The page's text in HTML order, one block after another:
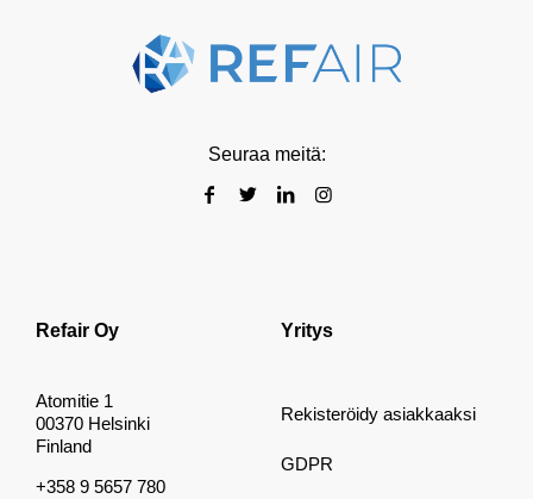
Seuraa meitä:
Refair Oy
Atomitie 1
00370 Helsinki
Finland
+358 9 5657 780
Yritys
Rekisteröidy asiakkaaksi
GDPR